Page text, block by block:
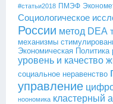
#статьи2018 ПМЭФ
Социологическое
России метод DEA
механизмы
Экономическая Политика
уровень и качество
социальное неравенство
управление
ноономика кластерный